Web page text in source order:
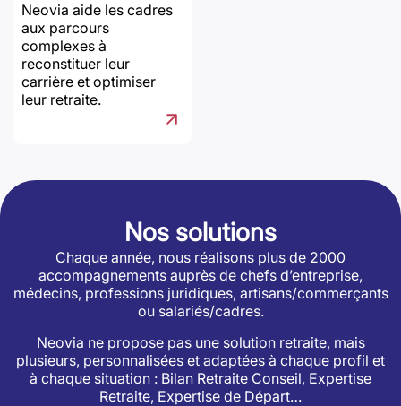
Neovia aide les cadres
aux parcours
complexes à
reconstituer leur
carrière et optimiser
leur retraite.
Nos solutions
Chaque année, nous réalisons plus de 2000
accompagnements auprès de chefs d’entreprise,
médecins, professions juridiques, artisans/commerçants
ou salariés/cadres.
Neovia ne propose pas une solution retraite, mais
plusieurs, personnalisées et adaptées à chaque profil et
à chaque situation : Bilan Retraite Conseil, Expertise
Retraite, Expertise de Départ…